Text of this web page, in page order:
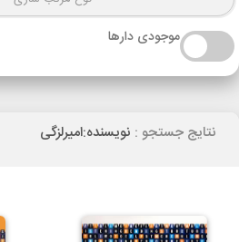
موجودی دارها
نتایج جستجو : نویسنده:امیرلزگی